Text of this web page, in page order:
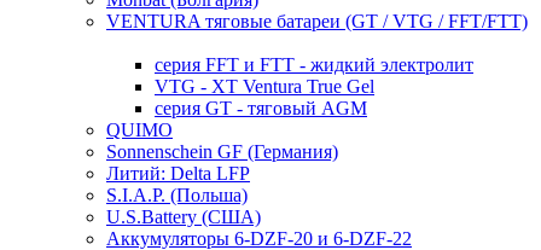
VENTURA тяговые батареи (GT / VTG / FFT/FTT)
серия FFT и FTT - жидкий электролит
VTG - XT Ventura True Gel
серия GT - тяговый AGM
QUIMO
Sonnenschein GF (Германия)
Литий: Delta LFP
S.I.A.P. (Польша)
U.S.Battery (США)
Аккумуляторы 6-DZF-20 и 6-DZF-22